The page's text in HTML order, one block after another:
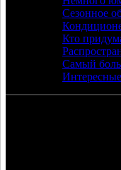
Сезонное
Кто
Самый